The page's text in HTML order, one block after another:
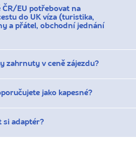
ČR/EU potřebovat na
do UK víza (turistika,
a přátel, obchodní jednání
zahrnuty v ceně zájezdu?
jako kapesné?
si adaptér?